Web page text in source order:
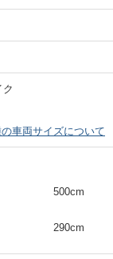
車両サイズについて
500cm
290cm